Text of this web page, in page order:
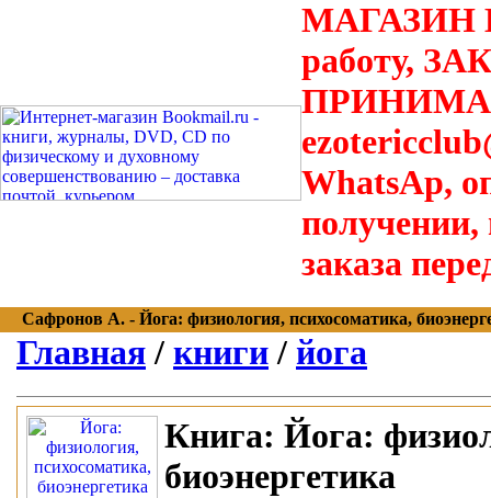
МАГАЗИН
работу,
WhatsAp,
получении,
заказа
Сафронов А. - Йога: физиология, психосоматика,
Главная / книги / йога
Книга: Йога:
биоэнергетика